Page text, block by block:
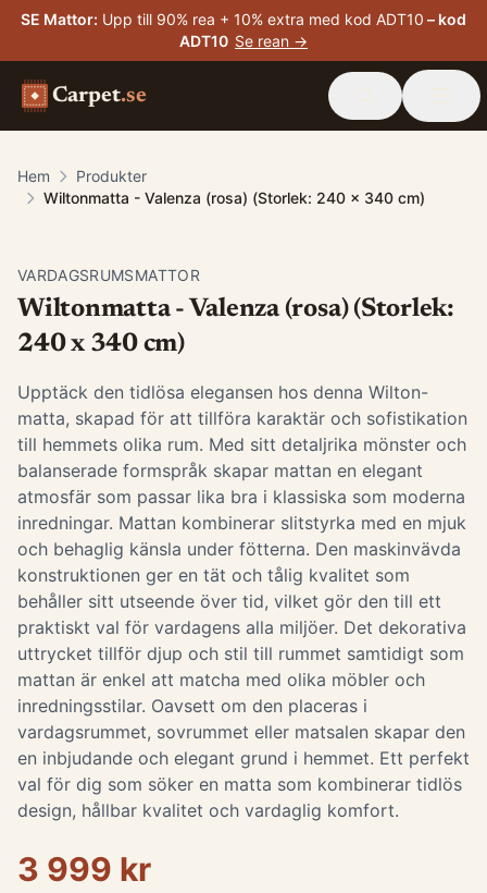
SE Mattor: Upp till 90% rea + 10% extra med kod ADT10 – kod
ADT10 Se rean →
Carpet.se
Hem
Produkter
Wiltonmatta - Valenza (rosa) (Storlek: 240 x 340 cm)
VARDAGSRUMSMATTOR
Wiltonmatta - Valenza (rosa) (Storlek:
240 x 340 cm)
Upptäck den tidlösa elegansen hos denna Wilton-
matta, skapad för att tillföra karaktär och sofistikation
till hemmets olika rum. Med sitt detaljrika mönster och
balanserade formspråk skapar mattan en elegant
atmosfär som passar lika bra i klassiska som moderna
inredningar. Mattan kombinerar slitstyrka med en mjuk
och behaglig känsla under fötterna. Den maskinvävda
konstruktionen ger en tät och tålig kvalitet som
behåller sitt utseende över tid, vilket gör den till ett
praktiskt val för vardagens alla miljöer. Det dekorativa
uttrycket tillför djup och stil till rummet samtidigt som
mattan är enkel att matcha med olika möbler och
inredningsstilar. Oavsett om den placeras i
vardagsrummet, sovrummet eller matsalen skapar den
en inbjudande och elegant grund i hemmet. Ett perfekt
val för dig som söker en matta som kombinerar tidlös
design, hållbar kvalitet och vardaglig komfort.
3 999 kr